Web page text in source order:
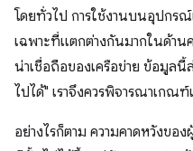
โดยทั่วไป การใช้งานบนอุปก
เฉพาะที่แตกต่างกันมากในด้าน
น่าเชื่อถือของเครือข่าย ข้อมูล
ไปได้" เราจึงควรพิจารณาเกณ
อย่างไรก็ตาม ความคาดหวังข